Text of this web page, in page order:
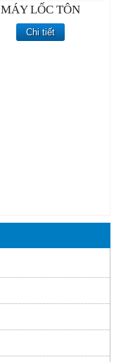
MÁY LỐC TÔN
Chi tiết